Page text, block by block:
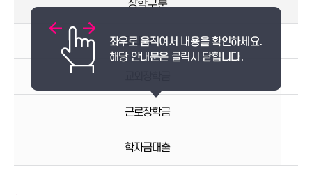
장학구분
교내장학금
근로장학금
학자금대출